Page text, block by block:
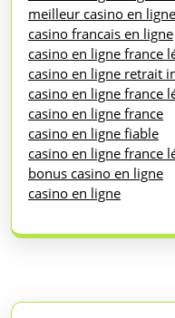
meilleur casino en ligne
casino francais en ligne
casino en ligne france
casino en ligne retrait
casino en ligne france
casino en ligne france
casino en ligne fiable
casino en ligne france
bonus casino en ligne
casino en ligne